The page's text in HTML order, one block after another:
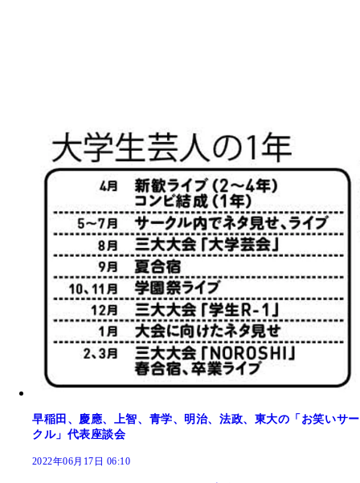
早稲田、慶應、上智、青学、明治、法政、東大の「お笑いサー
クル」代表座談会
2022年06月17日 06:10